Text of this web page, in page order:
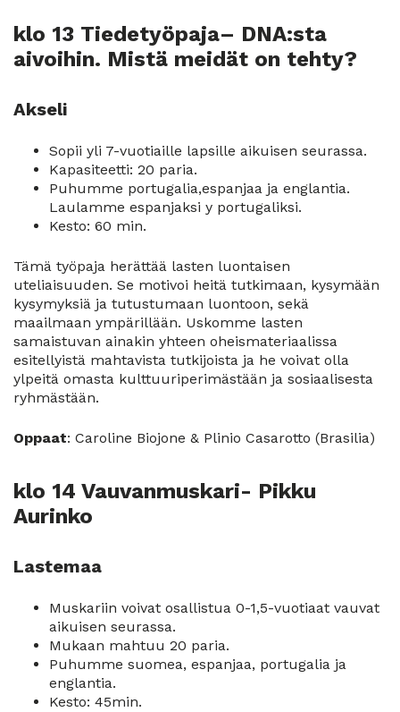
klo 13 Tiedetyöpaja– DNA:sta
aivoihin. Mistä meidät on tehty?
Akseli
Sopii yli 7-vuotiaille lapsille aikuisen seurassa.
Kapasiteetti: 20 paria.
Puhumme portugalia,espanjaa ja englantia.
Laulamme espanjaksi y portugaliksi.
Kesto: 60 min.
Tämä työpaja herättää lasten luontaisen
uteliaisuuden. Se motivoi heitä tutkimaan, kysymään
kysymyksiä ja tutustumaan luontoon, sekä
maailmaan ympärillään. Uskomme lasten
samaistuvan ainakin yhteen oheismateriaalissa
esitellyistä mahtavista tutkijoista ja he voivat olla
ylpeitä omasta kulttuuriperimästään ja sosiaalisesta
ryhmästään.
Oppaat: Caroline Biojone & Plinio Casarotto (Brasilia)
klo 14 Vauvanmuskari- Pikku
Aurinko
Lastemaa
Muskariin voivat osallistua 0-1,5-vuotiaat vauvat
aikuisen seurassa.
Mukaan mahtuu 20 paria.
Puhumme suomea, espanjaa, portugalia ja
englantia.
Kesto: 45min.